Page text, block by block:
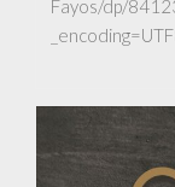
Fayos/dp/